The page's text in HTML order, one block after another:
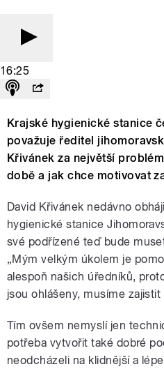
16:25
Krajské hygienické stanice
považuje ředitel
Křivánek za největší
době a jak chce motivovat
David Křivánek nedávno
hygienické stanice
své podřízené teď bude
„Mým velkým úkolem je
alespoň našich úředníků,
jsou ohlášeny, musíme zajistit
Tím ovšem nemyslí jen
potřeba vytvořit také dobré
neodcházeli na klidnější a